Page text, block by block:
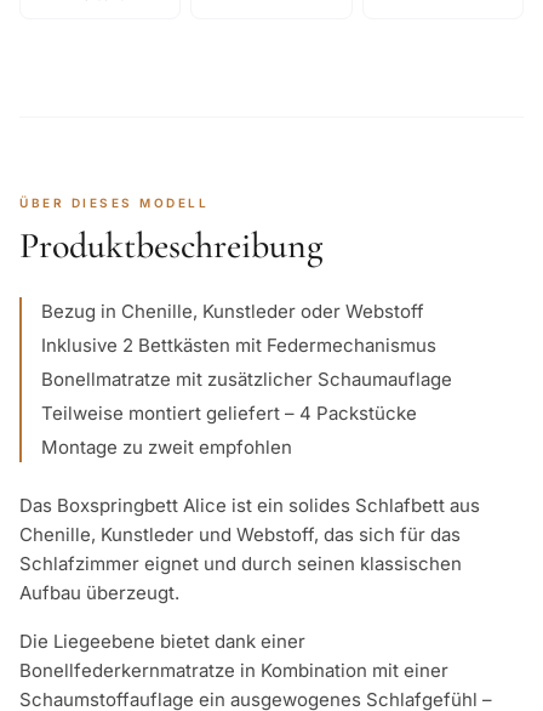
ÜBER DIESES MODELL
Produktbeschreibung
Bezug in Chenille, Kunstleder oder Webstoff
Inklusive 2 Bettkästen mit Federmechanismus
Bonellmatratze mit zusätzlicher Schaumauflage
Teilweise montiert geliefert – 4 Packstücke
Montage zu zweit empfohlen
Das Boxspringbett Alice ist ein solides Schlafbett aus
Chenille, Kunstleder und Webstoff, das sich für das
Schlafzimmer eignet und durch seinen klassischen
Aufbau überzeugt.
Die Liegeebene bietet dank einer
Bonellfederkernmatratze in Kombination mit einer
Schaumstoffauflage ein ausgewogenes Schlafgefühl –